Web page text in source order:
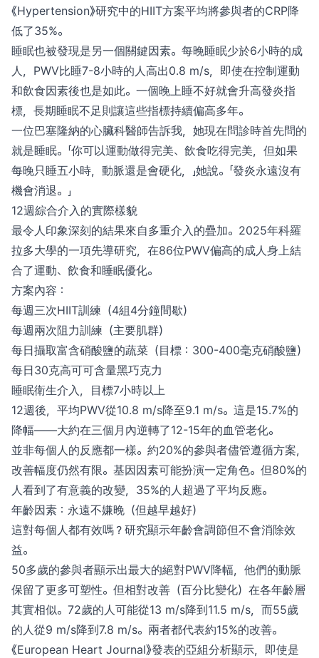
《Hypertension》研究中的HIIT方案平均將參與者的CRP降
低了35%。
睡眠也被發現是另一個關鍵因素。每晚睡眠少於6小時的成
人，PWV比睡7-8小時的人高出0.8 m/s，即使在控制運動
和飲食因素後也是如此。一個晚上睡不好就會升高發炎指
標，長期睡眠不足則讓這些指標持續偏高多年。
一位巴塞隆納的心臟科醫師告訴我，她現在問診時首先問的
就是睡眠。「你可以運動做得完美、飲食吃得完美，但如果
每晚只睡五小時，動脈還是會硬化，」她說。「發炎永遠沒有
機會消退。」
12週綜合介入的實際樣貌
最令人印象深刻的結果來自多重介入的疊加。2025年科羅
拉多大學的一項先導研究，在86位PWV偏高的成人身上結
合了運動、飲食和睡眠優化。
方案內容：
每週三次HIIT訓練（4組4分鐘間歇）
每週兩次阻力訓練（主要肌群）
每日攝取富含硝酸鹽的蔬菜（目標：300-400毫克硝酸鹽）
每日30克高可可含量黑巧克力
睡眠衛生介入，目標7小時以上
12週後，平均PWV從10.8 m/s降至9.1 m/s。這是15.7%的
降幅——大約在三個月內逆轉了12-15年的血管老化。
並非每個人的反應都一樣。約20%的參與者儘管遵循方案，
改善幅度仍然有限。基因因素可能扮演一定角色。但80%的
人看到了有意義的改變，35%的人超過了平均反應。
年齡因素：永遠不嫌晚（但越早越好）
這對每個人都有效嗎？研究顯示年齡會調節但不會消除效
益。
50多歲的參與者顯示出最大的絕對PWV降幅，他們的動脈
保留了更多可塑性。但相對改善（百分比變化）在各年齡層
其實相似。72歲的人可能從13 m/s降到11.5 m/s，而55歲
的人從9 m/s降到7.8 m/s。兩者都代表約15%的改善。
《European Heart Journal》發表的亞組分析顯示，即使是